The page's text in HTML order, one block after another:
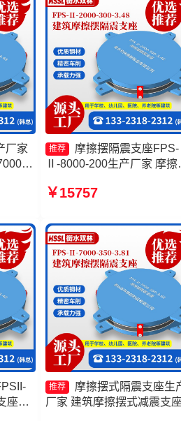
厂家
源
推荐
摩擦摆隔震支座FPS-
Ⅱ-8000-200生产厂家 摩擦
4.11源头工厂 摩擦摆隔震
家 摩擦摆建筑隔震支座厂
￥15757
座源
推荐
摩擦摆式隔震支座生
厂家 建筑摩擦摆式减震支